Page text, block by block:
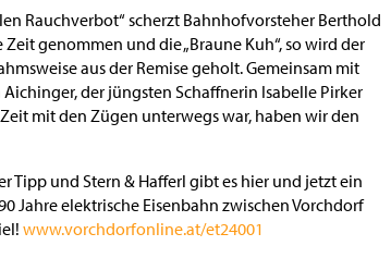
Rauchverbot“ scherzt Bahnhofvorsteher Berthold
genommen und die „Braune Kuh“, so wird der
aus der Remise geholt. Gemeinsam mit
der jüngsten Schaffnerin Isabelle Pirker
mit den Zügen unterwegs war, haben wir den
Tipp und Stern & Hafferl gibt es hier und jetzt ein
Jahre elektrische Eisenbahn zwischen Vorchdorf
www.vorchdorfonline.at/et24001